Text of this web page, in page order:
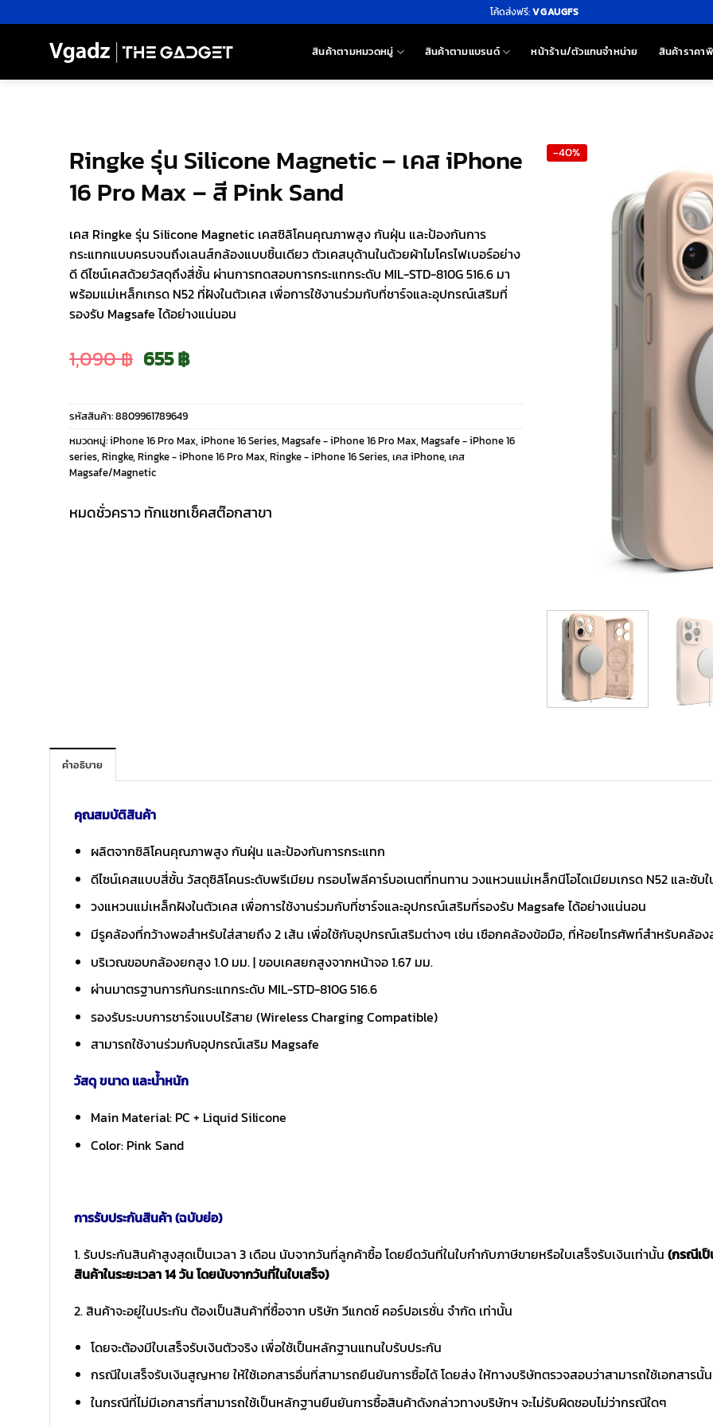
ไป
โค้ดส่งฟรี:VGAUGFS
สินค้าตามหมวดหมู่ สินค้าตามแบรนด์ หน้าร้าน/ตัวแทนจำหน่าย สินค้าราคา
Ringke รุ่น Silicone Magnetic – เคส iPhone
16 Pro Max – สี Pink Sand
เคส Ringke รุ่น Silicone Magnetic เคสซิลิโคนคุณภาพสูง กันฝุ่น และป้องกันการ
กระแทกแบบครบจนถึงเลนส์กล้องแบบชิ้นเดียว ตัวเคสบุด้านในด้วยผ้าไมโครไฟเบอร์อย่าง
ดี ดีไซน์เคสด้วยวัสดุถึงสี่ชั้น ผ่านการทดสอบการกระแทกระดับ MIL-STD-810G 516.6 มา
พร้อมแม่เหล็กเกรด N52 ที่ฝังในตัวเคส เพื่อการใช้งานร่วมกับที่ชาร์จและอุปกรณ์เสริมที่
รองรับ Magsafe ได้อย่างแน่นอน
1,090฿ Original
price
was:
1,090 ฿.
655฿Current
price
is:
รหัสสินค้า:8809961789649
หมวดหมู่:iPhone 16 Pro Max, iPhone 16 Series, Magsafe - iPhone 16 Pro Max, Magsafe - iPhone 16
series, Ringke, Ringke - iPhone 16 Pro Max, Ringke - iPhone 16 Series, เคส iPhone, เคส
Magsafe/Magnetic
หมดชั่วคราว ทักแชทเช็คสต๊อกสาขา
-40%
คำอธิบาย
คุณสมบัติสินค้า
ผลิตจากซิลิโคนคุณภาพสูง กันฝุ่น และป้องกันการกระแทก
ดีไซน์เคสแบบสี่ชั้น วัสดุซิลิโคนระดับพรีเมียม กรอบโพลีคาร์บอเนตที่ทนทาน วงแหวนแม่เหล็กนีโอไดเมียมเกรด N52 และซับใ
วงแหวนแม่เหล็กฝังในตัวเคส เพื่อการใช้งานร่วมกับที่ชาร์จและอุปกรณ์เสริมที่รองรับ Magsafe ได้อย่างแน่นอน
มีรูคล้องที่กว้างพอสำหรับใส่สายถึง 2 เส้น เพื่อใช้กับอุปกรณ์เสริมต่างๆ เช่น เชือกคล้องข้อมือ, ที่ห้อยโทรศัพท์สำหรับคล้อง
บริเวณขอบกล้องยกสูง 1.0 มม. | ขอบเคสยกสูงจากหน้าจอ 1.67 มม.
ผ่านมาตรฐานการกันกระแทกระดับ MIL-STD-810G 516.6
รองรับระบบการชาร์จแบบไร้สาย (Wireless Charging Compatible)
สามารถใช้งานร่วมกับอุปกรณ์เสริม Magsafe
วัสดุ ขนาด และน้ำหนัก
Main Material: PC + Liquid Silicone
Color: Pink Sand
การรับประกันสินค้า (ฉบับย่อ)
1. รับประกันสินค้าสูงสุดเป็นเวลา 3 เดือน นับจากวันที่ลูกค้าซื้อ โดยยึดวันที่ในใบกำกับภาษีขายหรือใบเสร็จรับเงินเท่านั้น (กรณีเป็
สินค้าในระยะเวลา 14 วัน โดยนับจากวันที่ในใบเสร็จ)
2. สินค้าจะอยู่ในประกัน ต้องเป็นสินค้าที่ซื้อจาก บริษัท วีแกดซ์ คอร์ปอเรชั่น จำกัด เท่านั้น
โดยจะต้องมีใบเสร็จรับเงินตัวจริง เพื่อใช้เป็นหลักฐานแทนใบรับประกัน
กรณีใบเสร็จรับเงินสูญหาย ให้ใช้เอกสารอื่นที่สามารถยืนยันการซื้อได้ โดยส่ง ให้ทางบริษัทตรวจสอบว่าสามารถใช้เอกสารนั้
ในกรณีที่ไม่มีเอกสารที่สามารถใช้เป็นหลักฐานยืนยันการซื้อสินค้าดังกล่าวทางบริษัทฯ จะไม่รับผิดชอบไม่ว่ากรณีใดๆ